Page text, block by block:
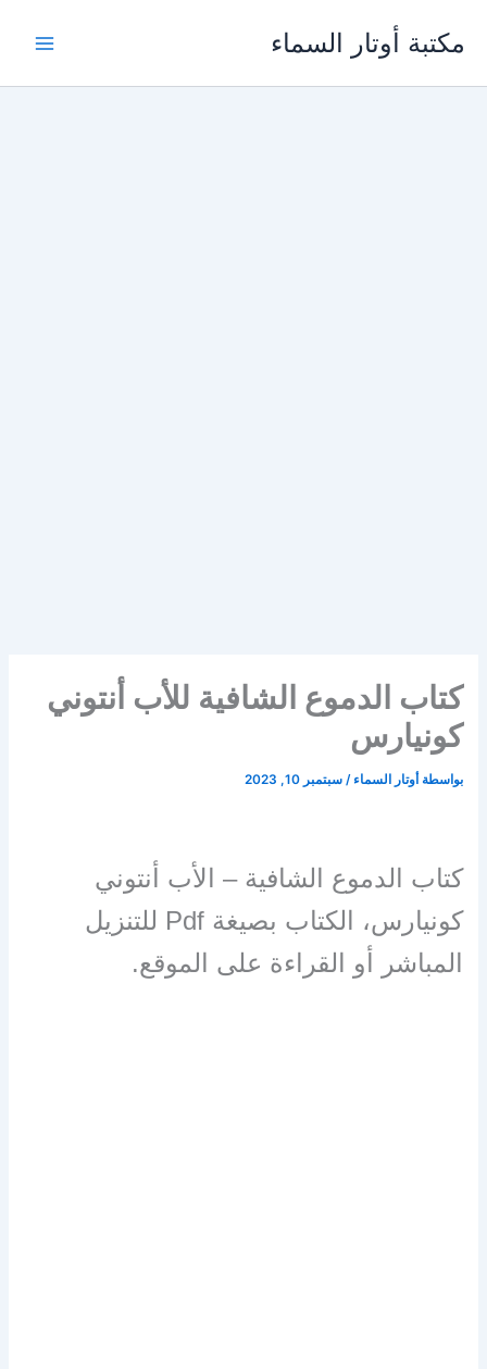
مكتبة أوتار السماء
كتاب الدموع الشافية للأب أنتوني
كونيارس
بواسطة أوتار السماء/سبتمبر 10, 2023
كتاب الدموع الشافية – الأب أنتوني
كونيارس،
الكتاب بصيغة Pdf للتنزيل
المباشر أو القراءة على الموقع.